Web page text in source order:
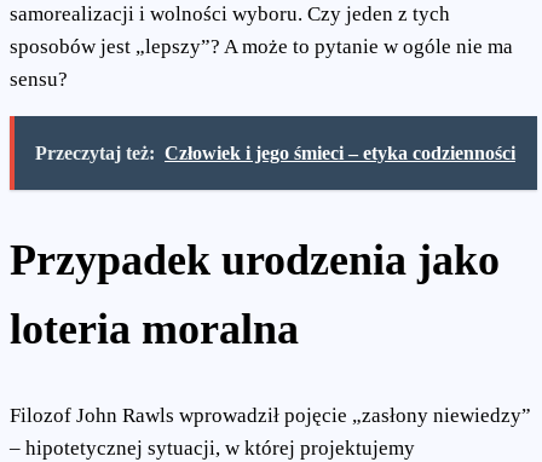
samorealizacji i wolności wyboru. Czy jeden z tych
sposobów jest „lepszy”? A może to pytanie w ogóle nie ma
sensu?
Przeczytaj też: Człowiek i jego śmieci – etyka codzienności
Przypadek urodzenia jako
loteria moralna
Filozof John Rawls wprowadził pojęcie „zasłony niewiedzy”
– hipotetycznej sytuacji, w której projektujemy